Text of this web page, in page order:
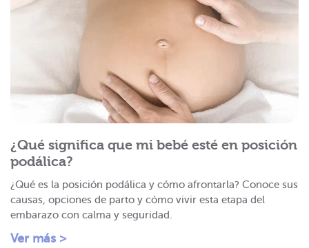
¿Qué significa que mi bebé esté en posición
podálica?
¿Qué es la posición podálica y cómo afrontarla? Conoce sus
causas, opciones de parto y cómo vivir esta etapa del
embarazo con calma y seguridad.
Ver más >